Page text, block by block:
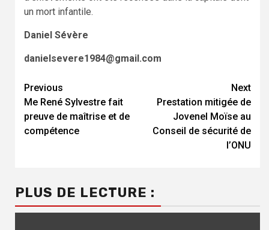
un mort infantile.
Daniel Sévère
danielsevere1984@gmail.com
Continue
Reading
Previous
Me René Sylvestre fait
preuve de maîtrise et de
compétence
Next
Prestation mitigée de
Jovenel Moïse au
Conseil de sécurité de
l’ONU
PLUS DE LECTURE :